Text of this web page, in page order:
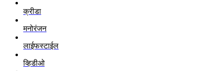
क्रीडा
मनोरंजन
लाईफस्टाईल
व्हिडीओ